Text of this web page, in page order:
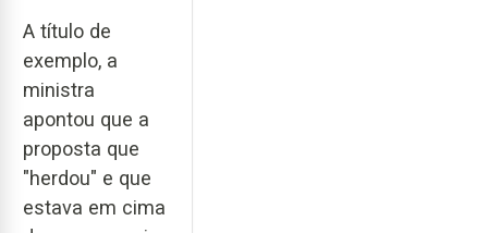
A título de
exemplo, a
ministra
apontou que a
proposta que
"herdou" e que
estava em cima